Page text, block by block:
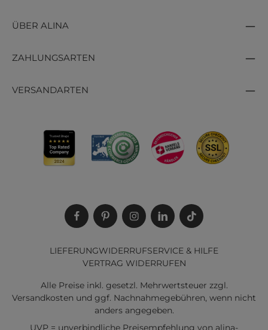
ÜBER ALINA
ZAHLUNGSARTEN
VERSANDARTEN
LIEFERUNGWIDERRUFSERVICE & HILFE
VERTRAG WIDERRUFEN
Alle Preise inkl. gesetzl. Mehrwertsteuer zzgl.
Versandkosten und ggf. Nachnahmegebühren, wenn nicht
anders angegeben.
UVP = unverbindliche Preisempfehlung von alina-